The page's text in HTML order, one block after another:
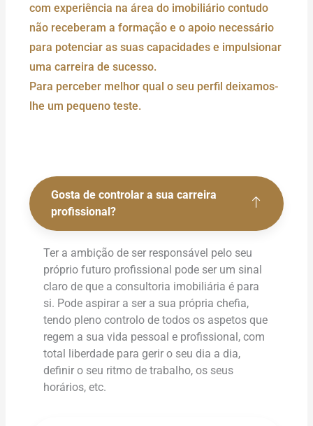
com experiência na área do imobiliário contudo
não receberam a formação e o apoio necessário
para potenciar as suas capacidades e impulsionar
uma carreira de sucesso.
Para perceber melhor qual o seu perfil deixamos-
lhe um pequeno teste.
Gosta de controlar a sua carreira
profissional?
Ter a ambição de ser responsável pelo seu
próprio futuro profissional pode ser um sinal
claro de que a consultoria imobiliária é para
si. Pode aspirar a ser a sua própria chefia,
tendo pleno controlo de todos os aspetos que
regem a sua vida pessoal e profissional, com
total liberdade para gerir o seu dia a dia,
definir o seu ritmo de trabalho, os seus
horários, etc.